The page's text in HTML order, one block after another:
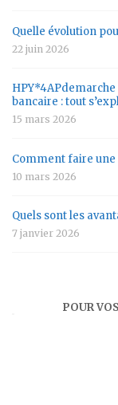
Quelle évolution
22 juin 2026
bancaire : tout
15 mars 2026
Comment faire une
10 mars 2026
Quels sont les
7 janvier 2026
POUR